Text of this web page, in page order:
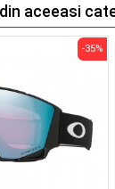
aceeasi
-35%